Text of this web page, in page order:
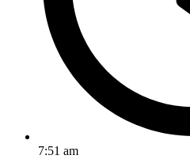
7:51 am